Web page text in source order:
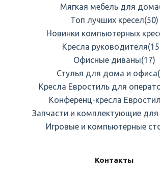
Мягкая мебель для дома
Топ лучших кресел(50)
Новинки компьютерных
Кресла руководителя
Офисные диваны(17)
Стулья для дома и офиса
Кресла Евростиль для
Конференц-кресла
Запчасти и комплектующие для
Игровые и компьютерные
Контакты